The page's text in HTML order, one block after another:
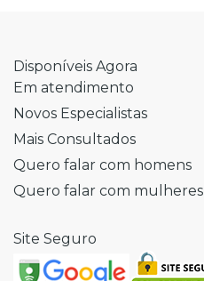
Disponíveis Agora
Em atendimento
Novos Especialistas
Mais Consultados
Quero falar com homens
Quero falar com mulheres
Site Seguro